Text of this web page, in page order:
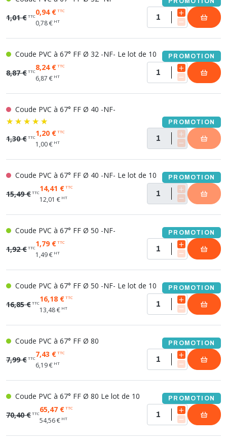
1,01 €TTC0,94 €TTC
0,78 € HT
Coude PVC à 67° FF Ø 32 -NF- Le lot de 10 PROMOTION
8,87 €TTC8,24 €TTC
6,87 € HT
Coude PVC à 67° FF Ø 40 -NF-
PROMOTION
1,30 €TTC1,20 €TTC
1,00 € HT
Coude PVC à 67° FF Ø 40 -NF- Le lot de 10 PROMOTION
15,49 €TTC14,41 €TTC
12,01 € HT
Coude PVC à 67° FF Ø 50 -NF- PROMOTION
1,92 €TTC1,79 €TTC
1,49 € HT
Coude PVC à 67° FF Ø 50 -NF- Le lot de 10 PROMOTION
16,85 €TTC16,18 €TTC
13,48 € HT
Coude PVC à 67° FF Ø 80 PROMOTION
7,99 €TTC7,43 €TTC
6,19 € HT
Coude PVC à 67° FF Ø 80 Le lot de 10 PROMOTION
70,40 €TTC65,47 €TTC
54,56 € HT